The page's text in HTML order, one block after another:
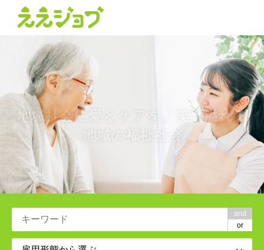
地域社会に愛とケアを。笑顔溢れる
地域の福祉社会
and
or